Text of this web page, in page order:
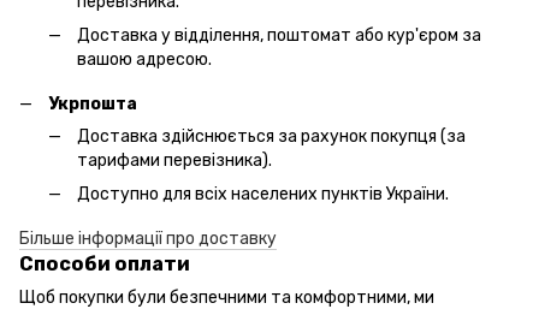
Доставка у відділення, поштомат або кур'єром за
вашою адресою.
Укрпошта
Доставка здійснюється за рахунок покупця (за
тарифами перевізника).
Доступно для всіх населених пунктів України.
Більше інформації про доставку
Способи оплати
Щоб покупки були безпечними та комфортними, ми